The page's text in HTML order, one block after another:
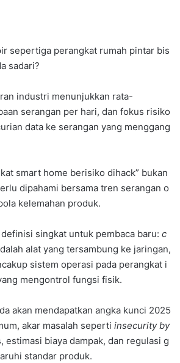
sepertiga perangkat rumah pintar bis
sadari?
industri menunjukkan rata-
serangan per hari, dan fokus risiko
data ke serangan yang menggang
smart home berisiko dihack” bukan
dipahami bersama tren serangan o
kelemahan produk.
singkat untuk pembaca baru: c
alat yang tersambung ke jaringan,
sistem operasi pada perangkat i
mengontrol fungsi fisik.
akan mendapatkan angka kunci 2025
akar masalah seperti insecurity by
estimasi biaya dampak, dan regulasi g
standar produk.